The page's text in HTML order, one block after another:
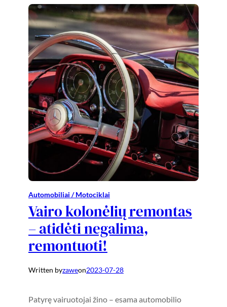
Automobiliai / Motociklai
Vairo kolonėlių remontas
– atidėti negalima,
remontuoti!
Written byzaweon2023-07-28
Patyrę vairuotojai žino – esama automobilio